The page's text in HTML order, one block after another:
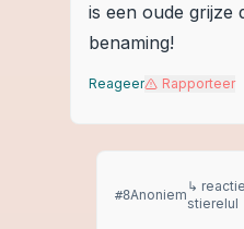
is een oude grijze
benaming!
Reageer Rapporteer
#8Anoniem
↳
stierelul